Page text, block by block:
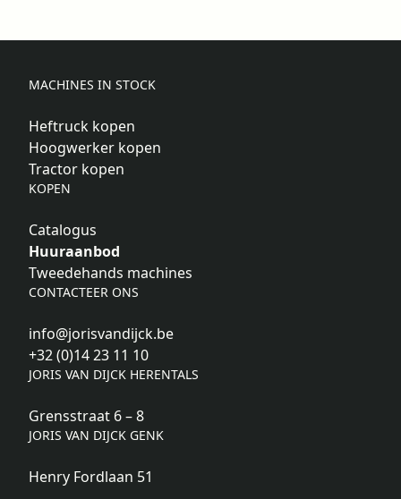
MACHINES IN STOCK
Heftruck kopen
Hoogwerker kopen
Tractor kopen
KOPEN
Catalogus
Huuraanbod
Tweedehands machines
CONTACTEER ONS
info@jorisvandijck.be
+32 (0)14 23 11 10
JORIS VAN DIJCK HERENTALS
Grensstraat 6 – 8
JORIS VAN DIJCK GENK
Henry Fordlaan 51